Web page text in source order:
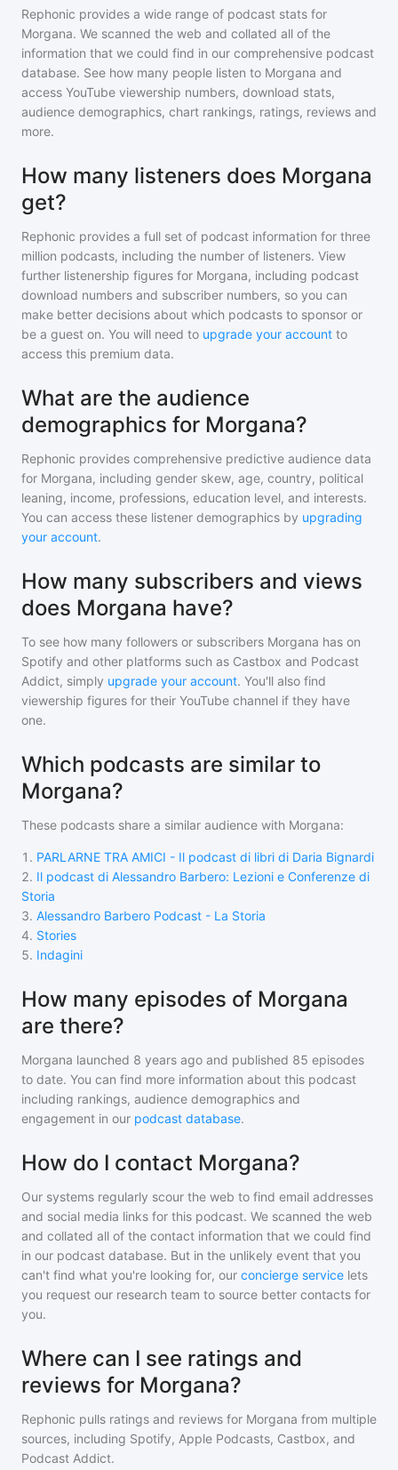
Rephonic provides a wide range of podcast stats for
Morgana. We scanned the web and collated all of the
information that we could find in our comprehensive podcast
database. See how many people listen to Morgana and
access YouTube viewership numbers, download stats,
audience demographics, chart rankings, ratings, reviews and
more.
How many listeners does Morgana
get?
Rephonic provides a full set of podcast information for three
million podcasts, including the number of listeners. View
further listenership figures for Morgana, including podcast
download numbers and subscriber numbers, so you can
make better decisions about which podcasts to sponsor or
be a guest on. You will need to upgrade your account to
access this premium data.
What are the audience
demographics for Morgana?
Rephonic provides comprehensive predictive audience data
for Morgana, including gender skew, age, country, political
leaning, income, professions, education level, and interests.
You can access these listener demographics by upgrading
your account.
How many subscribers and views
does Morgana have?
To see how many followers or subscribers Morgana has on
Spotify and other platforms such as Castbox and Podcast
Addict, simply upgrade your account. You'll also find
viewership figures for their YouTube channel if they have
one.
Which podcasts are similar to
Morgana?
These podcasts share a similar audience with Morgana:
1 . PARLARNE TRA AMICI - Il podcast di libri di Daria Bignardi
2. Il podcast di Alessandro Barbero: Lezioni e Conferenze di
Storia
3. Alessandro Barbero Podcast - La Storia
4. Stories
5. Indagini
How many episodes of Morgana
are there?
Morgana launched 8 years ago and published 85 episodes
to date. You can find more information about this podcast
including rankings, audience demographics and
engagement in our podcast database.
How do I contact Morgana?
Our systems regularly scour the web to find email addresses
and social media links for this podcast. We scanned the web
and collated all of the contact information that we could find
in our podcast database. But in the unlikely event that you
can't find what you're looking for, our concierge service lets
you request our research team to source better contacts for
you.
Where can I see ratings and
reviews for Morgana?
Rephonic pulls ratings and reviews for Morgana from multiple
sources, including Spotify, Apple Podcasts, Castbox, and
Podcast Addict.